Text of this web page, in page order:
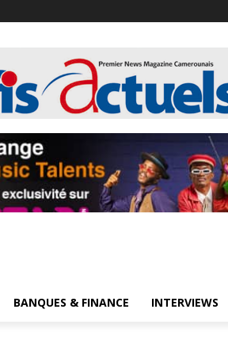
BANQUES & FINANCE INTERVIEWS